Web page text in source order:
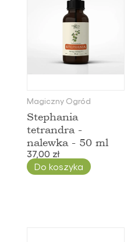
Magiczny Ogród
Stephania
tetrandra -
nalewka - 50 ml
37,00 zł
Do koszyka